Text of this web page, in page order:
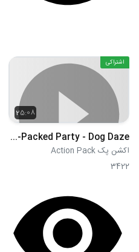
25:08
اشتراکی
S01E08 - Action-Packed Party - Dog Daze
اکشن پک Action Pack
3422